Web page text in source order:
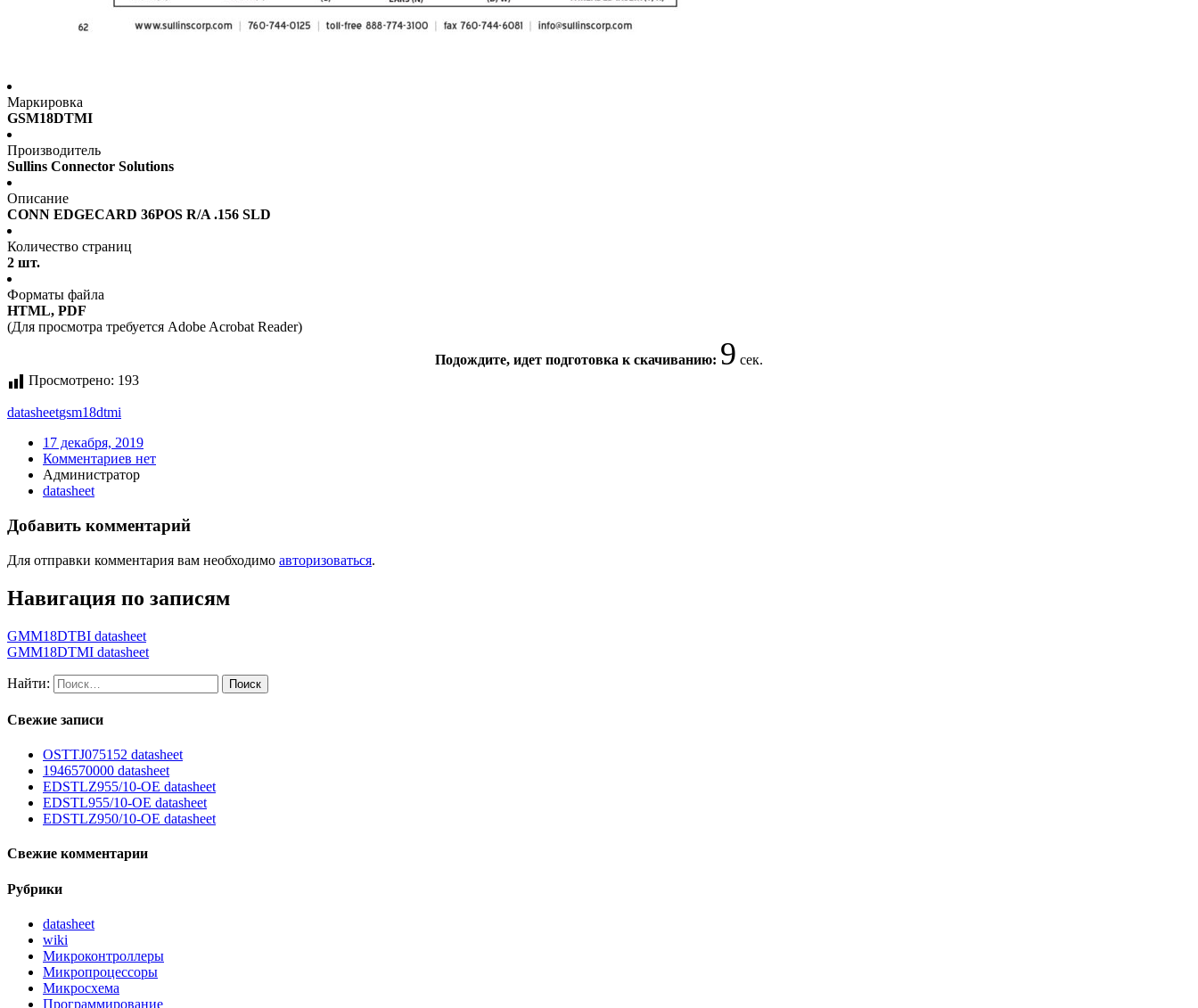
Маркировка
GSM18DTMI
Производитель
Sullins Connector Solutions
Описание
CONN EDGECARD 36POS R/A .156 SLD
Количество страниц
2 шт.
Форматы файла
HTML, PDF
(Для просмотра требуется Adobe Acrobat Reader)
Подождите, идет подготовка к скачиванию: 8 сек.
Просмотрено: 193
datasheetgsm18dtmi
17 декабря, 2019
Комментариев нет
Администратор
datasheet
Добавить комментарий
Для отправки комментария вам необходимо авторизоваться.
Навигация по записям
GMM18DTBI datasheet
GMM18DTMI datasheet
Найти:
Свежие записи
OSTTJ075152 datasheet
1946570000 datasheet
EDSTLZ955/10-OE datasheet
EDSTL955/10-OE datasheet
EDSTLZ950/10-OE datasheet
Свежие комментарии
Рубрики
datasheet
wiki
Микроконтроллеры
Микропроцессоры
Микросхема
Программирование